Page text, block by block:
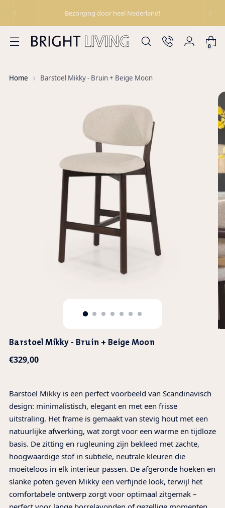
Bezorging door heel Nederland!
0
Home Barstoel Mikky - Bruin + Beige Moon
Barstoel Mikky - Bruin + Beige Moon
Normale
€329,00
Barstoel Mikky is een perfect voorbeeld van Scandinavisch
design: minimalistisch, elegant en met een frisse
uitstraling. Het frame is gemaakt van stevig hout met een
natuurlijke afwerking, wat zorgt voor een warme en tijdloze
basis. De zitting en rugleuning zijn bekleed met zachte,
hoogwaardige stof in subtiele, neutrale kleuren die
moeiteloos in elk interieur passen. De afgeronde hoeken en
slanke poten geven Mikky een verfijnde look, terwijl het
comfortabele ontwerp zorgt voor optimaal zitgemak –